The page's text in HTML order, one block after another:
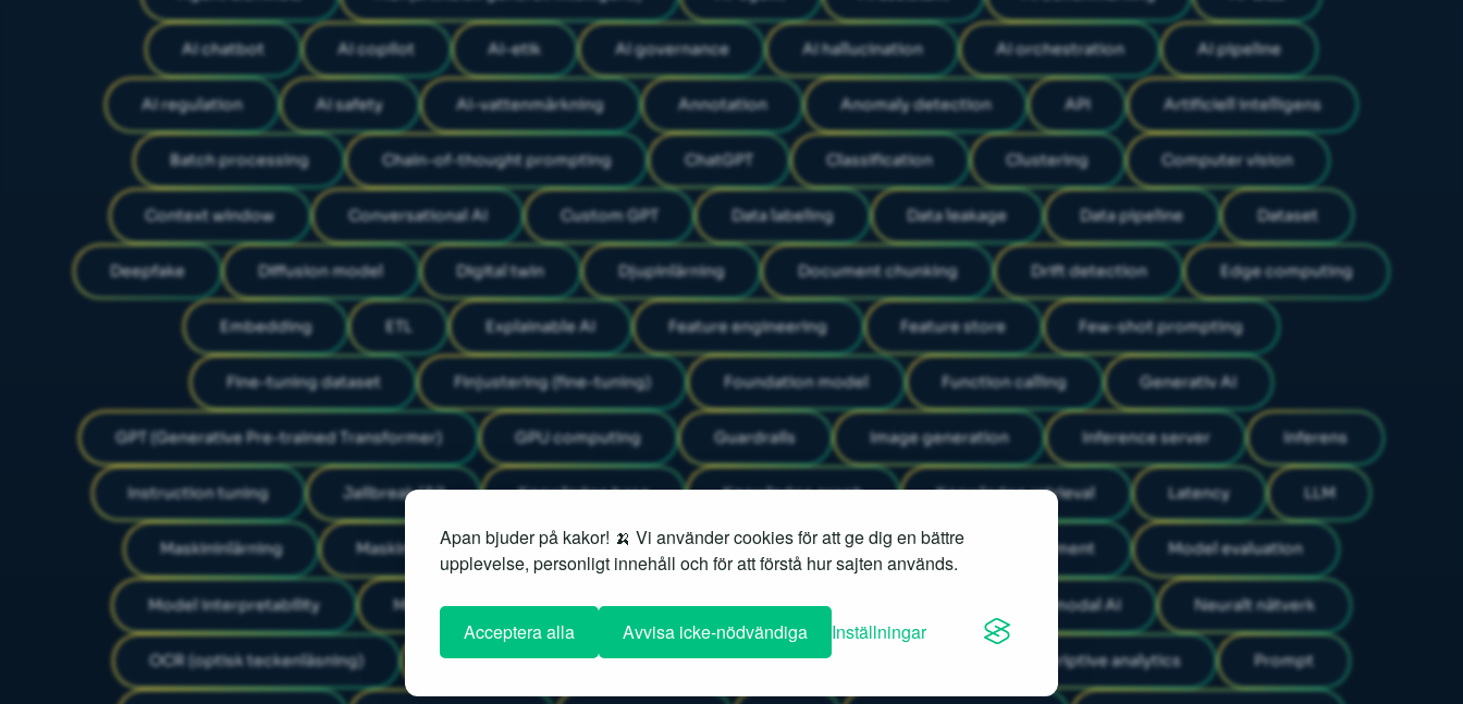
Apan bjuder på kakor! 🍌 Vi använder cookies för att ge dig en bättre
upplevelse, personligt innehåll och för att förstå hur sajten används.
Acceptera alla Avvisa icke-nödvändiga Inställningar
AI chatbot AI copilot AI-etik AI governance AI hallucination AI orchestration AI pipeline
AI regulation AI safety AI-vattenmärkning Annotation Anomaly detection API Artificiell intelligens
Batch processing Chain-of-thought prompting ChatGPT Classification Clustering Computer vision
Context window Conversational AI Custom GPT Data labeling Data leakage Data pipeline Dataset
Deepfake Diffusion model Digital twin Djupinlärning Document chunking Drift detection Edge computing
Embedding ETL Explainable AI Feature engineering Feature store Few-shot prompting
Fine-tuning dataset Finjustering (fine-tuning) Foundation model Function calling Generativ AI
GPT (Generative Pre-trained Transformer) GPU computing Guardrails Image generation Inference server Inferens
Instruction tuning Jailbreak (AI) Knowledge base Knowledge graph Knowledge retrieval Latency LLM
Maskininlärning Maskinöversättning MLOps Model compression Model deployment Model evaluation
Model interpretability Modellparametrar Model monitoring Model training Multimodal AI Neuralt nätverk
OCR (optisk teckenläsning) Öppen källkod (AI) Plugins Predictive analytics Prescriptive analytics Prompt